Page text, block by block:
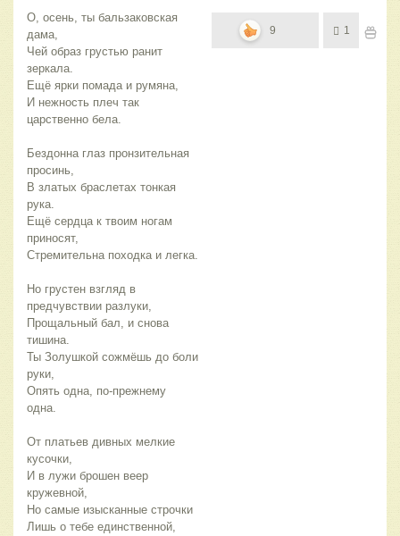
О, осень, ты бальзаковская
дама,
Чей образ грустью ранит
зеркала.
Ещё ярки помада и румяна,
И нежность плеч так
царственно бела.
Бездонна глаз пронзительная
просинь,
В златых браслетах тонкая
рука.
Ещё сердца к твоим ногам
приносят,
Стремительна походка и легка.
Но грустен взгляд в
предчувствии разлуки,
Прощальный бал, и снова
тишина.
Ты Золушкой сожмёшь до боли
руки,
Опять одна, по-прежнему
одна.
От платьев дивных мелкие
кусочки,
И в лужи брошен веер
кружевной,
Но самые изысканные строчки
Лишь о тебе единственной,
9 1